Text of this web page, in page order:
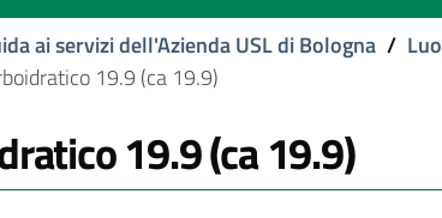
ai servizi dell'Azienda USL di Bologna /
19.9 (ca 19.9)
19.9 (ca 19.9)